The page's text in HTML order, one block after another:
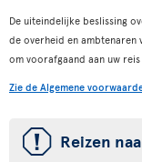
De uiteindelijke beslissing
de overheid en ambtenaren
om voorafgaand aan uw
Zie de Algemene
ü Reizen